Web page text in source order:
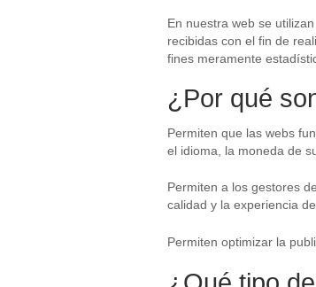
En nuestra web se
recibidas con el fin de
fines meramente
¿Por qué
Permiten que las webs
el idioma, la moneda de
Permiten a los gestores
calidad y la experiencia
Permiten optimizar la